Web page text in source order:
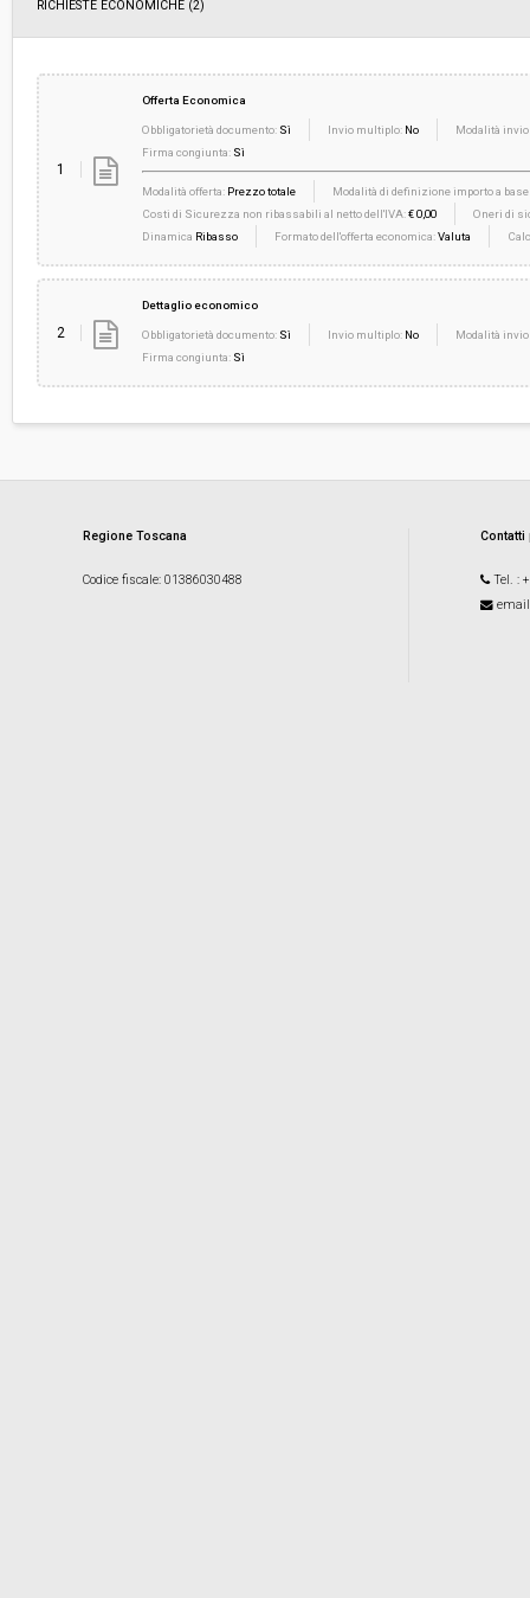
RICHIESTE ECONOMICHE (2)
1
Offerta Economica
Obbligatorietà documento: Sì Invio multiplo: No
Modalità
Firma congiunta: Sì
Modalità offerta: Prezzo totale
Modalità di definizione importo a base
Costi di Sicurezza non ribassabili al netto dell'IVA:€ 0,00
Oneri di
Dinamica Ribasso Formato dell'offerta economica:Valuta
2
Dettaglio economico
Obbligatorietà documento: Sì Invio multiplo: No
Modalità
Firma congiunta: Sì
Regione Toscana
Codice fiscale: 01386030488 Tel. :
email